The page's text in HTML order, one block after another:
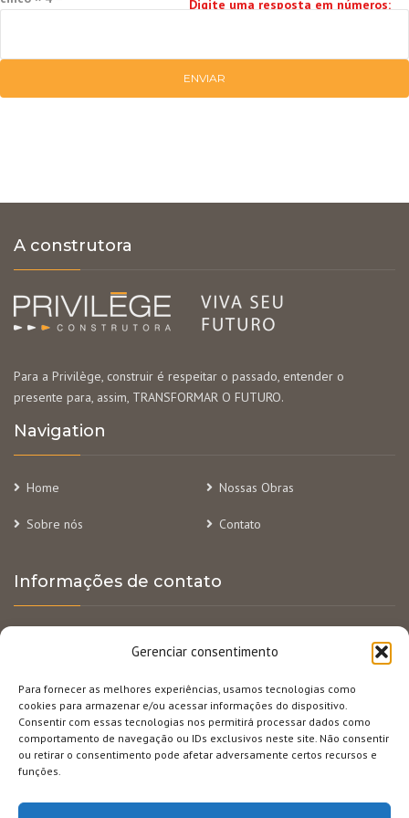
Gerenciar consentimento
Para fornecer as melhores experiências, usamos tecnologias como
cookies para armazenar e/ou acessar informações do dispositivo.
Consentir com essas tecnologias nos permitirá processar dados como
comportamento de navegação ou IDs exclusivos neste site. Não consentir
ou retirar o consentimento pode afetar adversamente certos recursos e
funções.
Digite uma resposta em números:
A construtora
Para a Privilège, construir é respeitar o passado, entender o
presente para, assim, TRANSFORMAR O FUTURO.
Navigation
Home Nossas Obras
Sobre nós Contato
Informações de contato
R. Alvarenga Peixoto, 295 – 6º andar – Lourdes, BH/MG
vendas@privilegeconstrutora.com.br
(31) 97546-0022